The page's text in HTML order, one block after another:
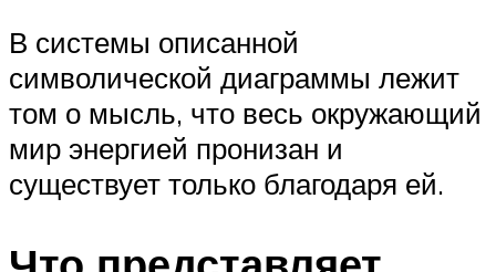
В системы описанной
символической диаграммы лежит
том о мысль, что весь окружающий
мир энергией пронизан и
существует только благодаря ей.